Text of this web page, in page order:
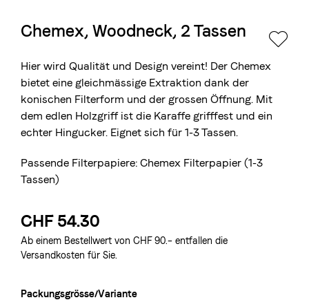
Die Berner Rösterei
Rösterei Kaffee und Bar
Blaser Trading
© 2026 Blasercafé AG EN
Chemex, Woodneck, 2 Tassen
Hier wird Qualität und Design vereint! Der Chemex
bietet eine gleichmässige Extraktion dank der
konischen Filterform und der grossen Öffnung. Mit
dem edlen Holzgriff ist die Karaffe grifffest und ein
echter Hingucker. Eignet sich für 1-3 Tassen.
Passende Filterpapiere: Chemex Filterpapier (1-3
Tassen)
CHF 54.30
Ab einem Bestellwert von CHF 90.– entfallen die
Versandkosten für Sie.
Packungsgrösse/Variante